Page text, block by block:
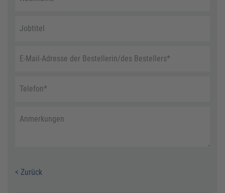
Jobtitel
E-Mail-Adresse der Bestellerin/des Bestellers*
Telefon*
Anmerkungen
< Zurück